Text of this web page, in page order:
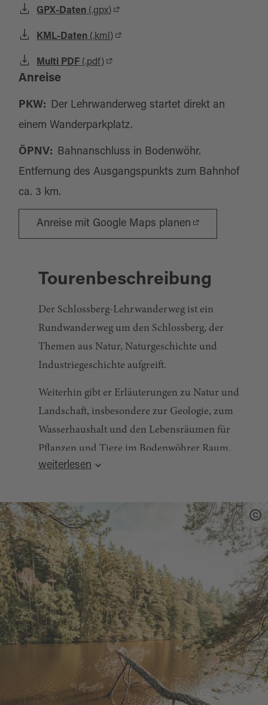
GPX-Daten (.gpx)
KML-Daten (.kml)
Multi PDF (.pdf)
Anreise
PKW: Der Lehrwanderweg startet direkt an
einem Wanderparkplatz.
ÖPNV: Bahnanschluss in Bodenwöhr.
Entfernung des Ausgangspunkts zum Bahnhof
ca. 3 km.
Anreise mit Google Maps planen
Tourenbeschreibung
Der Schlossberg-Lehrwanderweg ist ein
Rundwanderweg um den Schlossberg, der
Themen aus Natur, Naturgeschichte und
Industriegeschichte aufgreift.
Weiterhin gibt er Erläuterungen zu Natur und
Landschaft, insbesondere zur Geologie, zum
Wasserhaushalt und den Lebensräumen für
Pflanzen und Tiere im Bodenwöhrer Raum.
Klimaschutz, sowie als Lebensraum vorgestellt.
Entlang des Wanderweges kann man sein
Wissen zur Artenkenntnis der heimischen
Gehölze und zu den Themenbereichen Wasser
und Wald testen.
Kontakt: Tourist-Information Bodenwöhr
| Hauptstraße 5 | 92439 Bodenwöhr |
Tel: +499434 / 902273
| tourismus@bodenwoehr.de |
www.bodenwoehr.de
weiterlesen